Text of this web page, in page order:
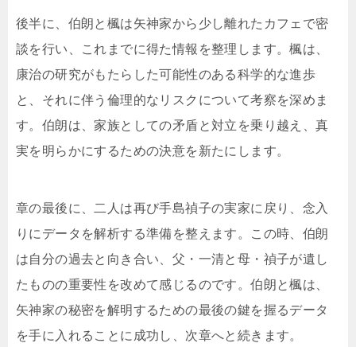
後半に、伯朗と楓は矢神家から少し離れたカフェで密
談を行い、これまでに得た情報を整理します。楓は、
康治の研究がもたらした可能性のある科学的な進歩
と、それに伴う倫理的なリスクについて考察を深めま
す。伯朗は、家族としての矛盾と対立を乗り越え、真
実を明らかにするための決意を新たにします。
章の最後に、二人は再び手島禎子の実家に戻り、念入
りにデータを解析する準備を整えます。この時、伯朗
は自分の過去と向き合い、父・一清と母・禎子が遺し
たものの重要性を改めて感じるのです。伯朗と楓は、
矢神家の秘密を解明するための最後の鍵を握るデータ
を手に入れることに成功し、次章へと続きます。